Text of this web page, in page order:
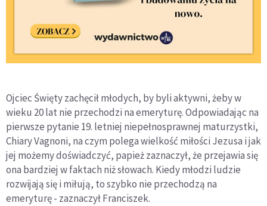
Ojciec Święty zachęcił młodych, by byli aktywni, żeby w
wieku 20 lat nie przechodzi na emeryturę. Odpowiadając na
pierwsze pytanie 19. letniej niepełnosprawnej maturzystki,
Chiary Vagnoni, na czym polega wielkość miłości Jezusa i jak
jej możemy doświadczyć, papież zaznaczył, że przejawia się
ona bardziej w faktach niż słowach. Kiedy młodzi ludzie
rozwijają się i miłują, to szybko nie przechodzą na
emeryturę - zaznaczył Franciszek.